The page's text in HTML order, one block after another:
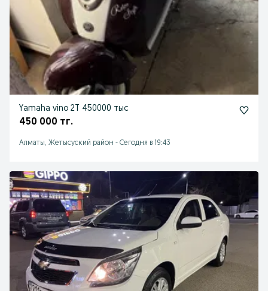
Yamaha vino 2T 450000 тыс
450 000 тг.
Алматы, Жетысуский район - Сегодня в 19:43